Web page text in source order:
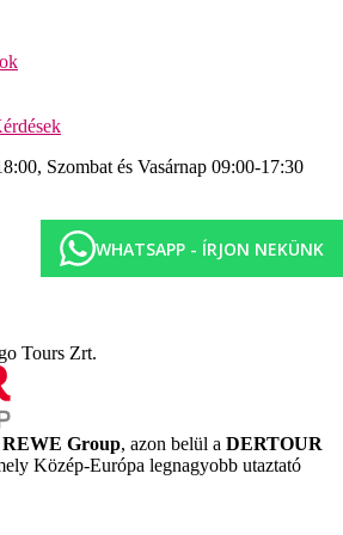
ingyenesen, törölközők térítés
(kivilágítás és felszerelés térítés ellenében)
térítés ellenében
(helyi szolgáltatóknál)
Szombat és Vasárnap 09:00-17:30
WHATSAPP - ÍRJON NEKÜNK
Tours Zrt.
REWE Group, azon belül a DERTOUR
Közép-Európa legnagyobb utaztató